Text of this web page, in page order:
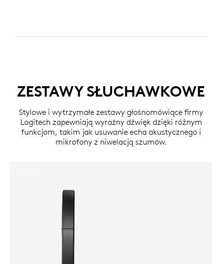
ZESTAWY SŁUCHAWKOWE
Stylowe i wytrzymałe zestawy głośnomówiące firmy
Logitech zapewniają wyraźny dźwięk dzięki różnym
funkcjom, takim jak usuwanie echa akustycznego i
mikrofony z niwelacją szumów.